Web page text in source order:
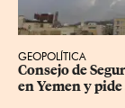
GEOPOLÍTICA
Consejo de
en Yemen y